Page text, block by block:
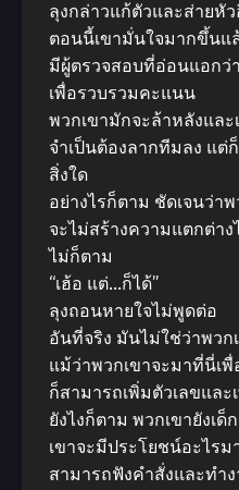
ลุงกล่าวแก้ตัวและส่ายหั
ตอนนี้เขามั่นใจมากขึ้นแ
มีผู้ตรวจสอบที่อ่อนแอกว่
เพื่อรวบรวมคะแนน
พวกเขามักจะล้าหลังและ
จำเป็นต้องลากทีมลง แต่
สิ่งใด
อย่างไรก็ตาม ชัดเจนว่า
จะไม่สร้างความแตกต่า
ไม่ก็ตาม
“เฮ้อ แต่…ก็ได้”
ลุงถอนหายใจไม่พูดต่อ
อันที่จริง มันไม่ใช่ว่าพวก
แม้ว่าพวกเขาจะมาที่นี่เ
ก็สามารถเพิ่มตัวเลขแล
ยังไงก็ตาม พวกเขายังเ
เขาจะมีประโยชน์อะไร
สามารถฟังคำสั่งและทำ